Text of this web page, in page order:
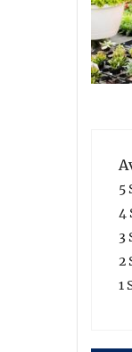
5
4
3
2
1